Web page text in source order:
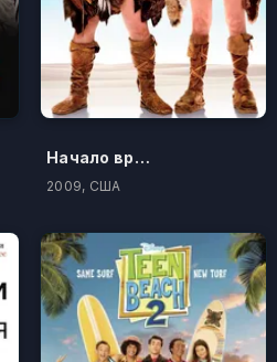
Начало времен
2009, США